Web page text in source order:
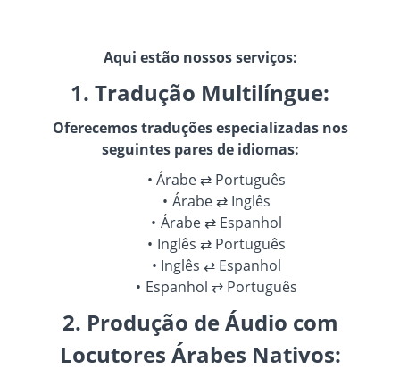
Aqui estão nossos serviços:
1. Tradução Multilíngue:
Oferecemos traduções especializadas nos
seguintes pares de idiomas:
Árabe ⇄ Português
Árabe ⇄ Inglês
Árabe ⇄ Espanhol
Inglês ⇄ Português
Inglês ⇄ Espanhol
Espanhol ⇄ Português
2. Produção de Áudio com
Locutores Árabes Nativos: